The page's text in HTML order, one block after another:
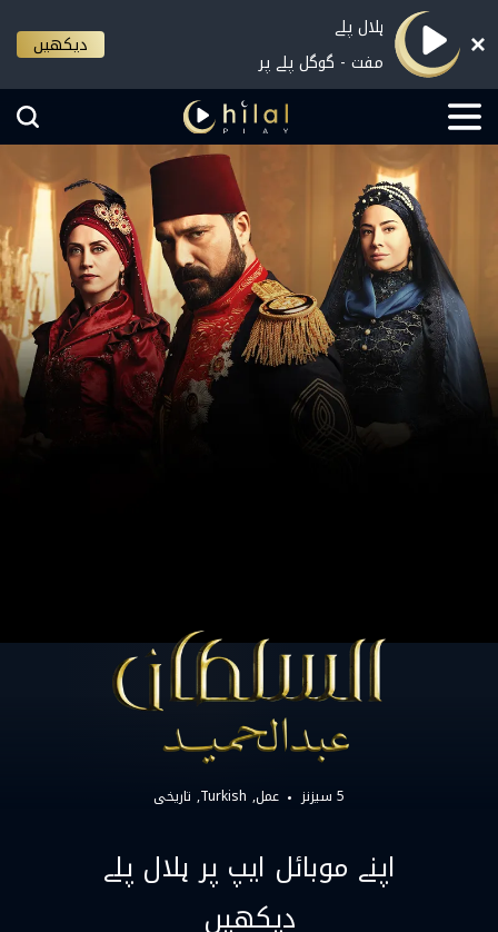
ہلال پلے
مفت - گوگل پلے پر
دیکھیں
5 سیزنز عمل Turkish تاریخی
اپنے موبائل ایپ پر ہلال پلے
دیکھیں